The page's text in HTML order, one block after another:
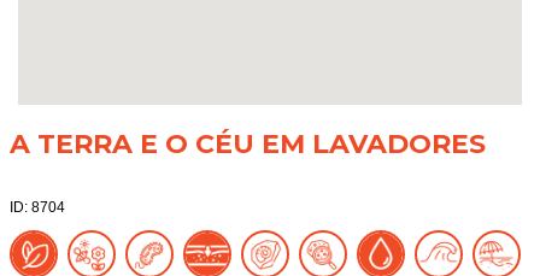
A TERRA E O CÉU EM LAVADORES
ID: 8704